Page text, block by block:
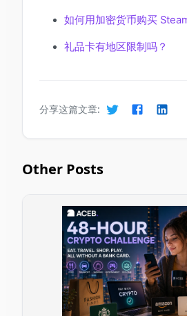
如何用加密货币购买
礼品卡有地区限制吗？
分享这篇文章:
Other Posts